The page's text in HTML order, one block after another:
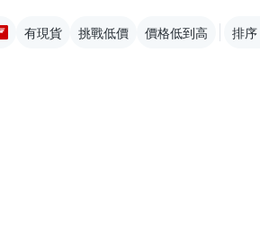
有現貨 挑戰低價 價格低到高 排序